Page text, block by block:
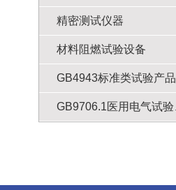
精密测试仪器
材料阻燃试验设备
GB4943标准类试验产品